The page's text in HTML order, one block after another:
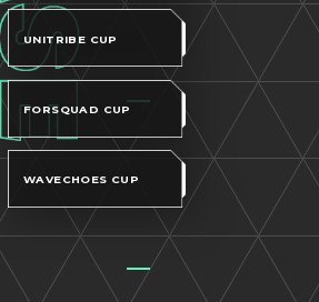
UNITRIBE CUP
FORSQUAD CUP
WAVECHOES CUP